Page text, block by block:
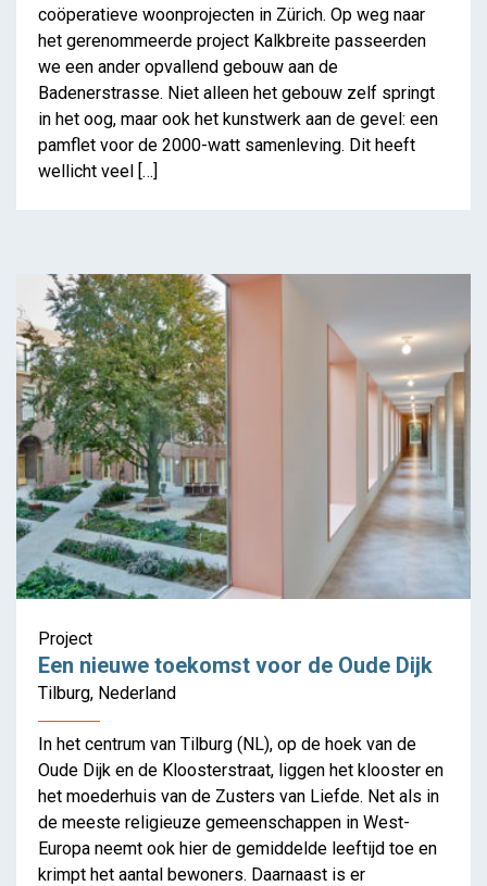
Voorbereidend
antropologisch onderzoek
Wohnhaus Greencity
coöperatieve woonprojecten in Zürich. Op weg naar
het gerenommeerde project Kalkbreite passeerden
we een ander opvallend gebouw aan de
Badenerstrasse. Niet alleen het gebouw zelf springt
in het oog, maar ook het kunstwerk aan de gevel: een
pamflet voor de 2000-watt samenleving. Dit heeft
wellicht veel […]
Project
Een nieuwe toekomst voor de Oude Dijk
Tilburg, Nederland
In het centrum van Tilburg (NL), op de hoek van de
Oude Dijk en de Kloosterstraat, liggen het klooster en
het moederhuis van de Zusters van Liefde. Net als in
de meeste religieuze gemeenschappen in West-
Europa neemt ook hier de gemiddelde leeftijd toe en
krimpt het aantal bewoners. Daarnaast is er